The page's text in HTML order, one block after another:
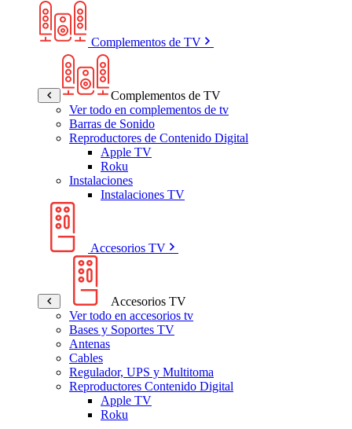
Complementos de TV
Complementos de TV
Ver todo en complementos de tv
Barras de Sonido
Reproductores de Contenido Digital
Apple TV
Roku
Instalaciones
Instalaciones TV
Accesorios TV
Accesorios TV
Ver todo en accesorios tv
Bases y Soportes TV
Antenas
Cables
Regulador, UPS y Multitoma
Reproductores Contenido Digital
Apple TV
Roku